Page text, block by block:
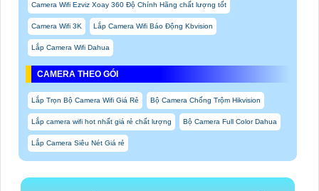
Camera Wifi Ezviz Xoay 360 Độ Chính Hãng chất lượng tốt
Camera Wifi 3K Lắp Camera Wifi Báo Động Kbvision
Lắp Camera Wifi Dahua
CAMERA THEO GÓI
Lắp Trọn Bộ Camera Wifi Giá Rẻ Bộ Camera Chống Trộm Hikvision
Lắp camera wifi hot nhất giá rẻ chất lượng Bộ Camera Full Color Dahua
Lắp Camera Siêu Nét Giá rẻ